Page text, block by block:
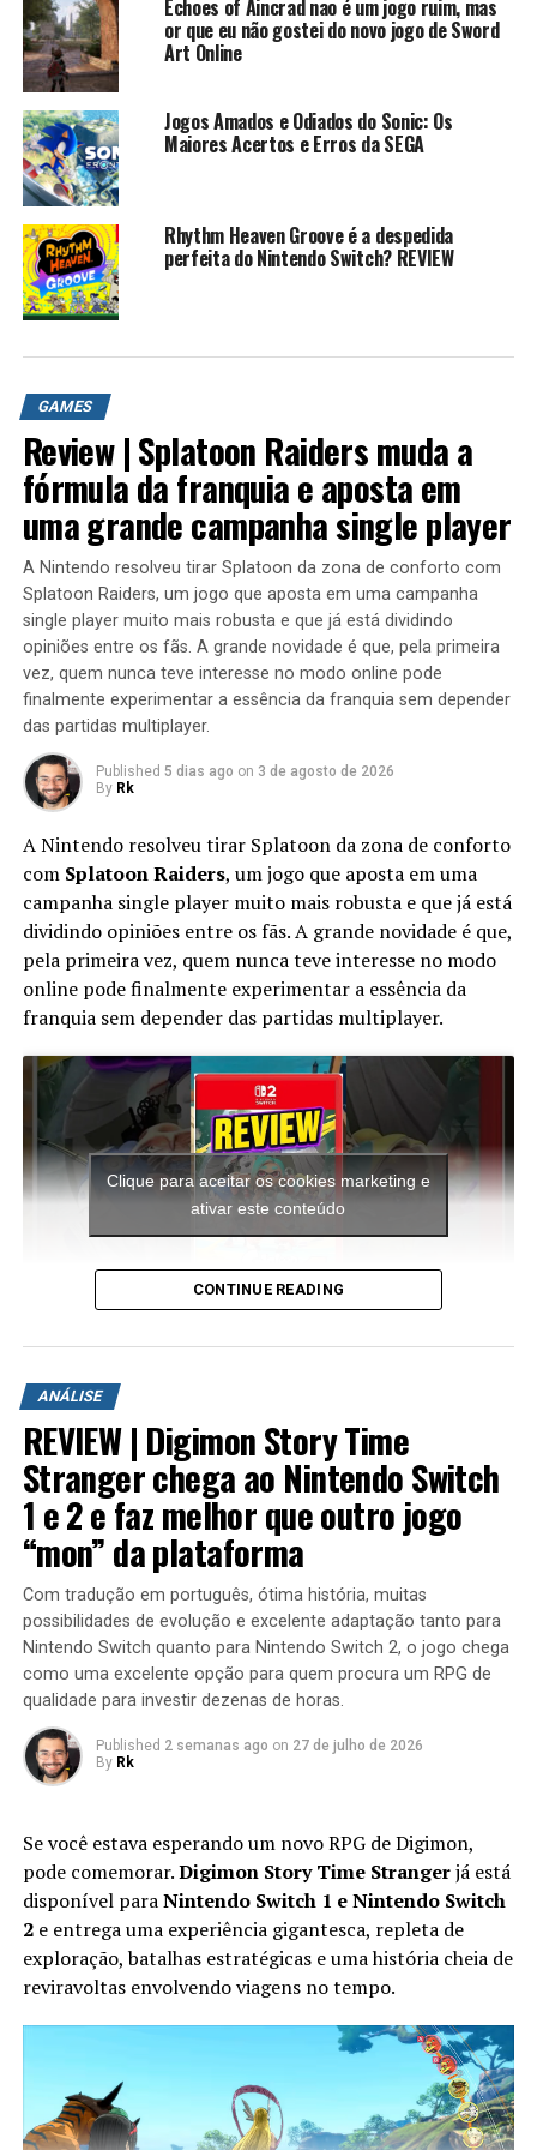
Echoes of Aincrad nao é um jogo ruim, mas
or que eu não gostei do novo jogo de Sword
Art Online
Jogos Amados e Odiados do Sonic: Os
Maiores Acertos e Erros da SEGA
Rhythm Heaven Groove é a despedida
perfeita do Nintendo Switch? REVIEW
GAMES
Review | Splatoon Raiders muda a
fórmula da franquia e aposta em
uma grande campanha single player
A Nintendo resolveu tirar Splatoon da zona de conforto com
Splatoon Raiders, um jogo que aposta em uma campanha
single player muito mais robusta e que já está dividindo
opiniões entre os fãs. A grande novidade é que, pela primeira
vez, quem nunca teve interesse no modo online pode
finalmente experimentar a essência da franquia sem depender
das partidas multiplayer.
Published 5 dias ago on 3 de agosto de 2026
By Rk
A Nintendo resolveu tirar Splatoon da zona de conforto
com Splatoon Raiders, um jogo que aposta em uma
campanha single player muito mais robusta e que já está
dividindo opiniões entre os fãs. A grande novidade é que,
pela primeira vez, quem nunca teve interesse no modo
online pode finalmente experimentar a essência da
franquia sem depender das partidas multiplayer.
Clique para aceitar os cookies marketing e
ativar este conteúdo
A aventura leva o jogador para ilhas inéditas e diferentes
possível encontrar novas armas, aprimorar os
equipamentos com upgrades e completar diversas
missões que variam bastante em estrutura. Algumas
colocam o jogador contra grandes hordas de inimigos
em áreas abertas, enquanto outras acontecem em
regiões subterrâneas repletas de desafios, incluindo
inimigos mais poderosos e torres que precisam ser
destruídas dentro de um limite de tempo para que a
missão seja concluída.
Apesar do foco na experiência solo, o multiplayer
continua presente. Você pode chamar amigos para
participar das missões ou entrar nas salas de outros
jogadores para completar sessões cooperativas e
conquistar recompensas adicionais, aumentando ainda
mais a longevidade da aventura.
CONTINUE READING
ANÁLISE
REVIEW | Digimon Story Time
Stranger chega ao Nintendo Switch
1 e 2 e faz melhor que outro jogo
“mon” da plataforma
Com tradução em português, ótima história, muitas
possibilidades de evolução e excelente adaptação tanto para
Nintendo Switch quanto para Nintendo Switch 2, o jogo chega
como uma excelente opção para quem procura um RPG de
qualidade para investir dezenas de horas.
Published 2 semanas ago on 27 de julho de 2026
By Rk
Se você estava esperando um novo RPG de Digimon,
pode comemorar.Digimon Story Time Strangerjá está
disponível paraNintendo Switch 1 e Nintendo Switch
2e entrega uma experiência gigantesca, repleta de
exploração, batalhas estratégicas e uma história cheia de
reviravoltas envolvendo viagens no tempo.